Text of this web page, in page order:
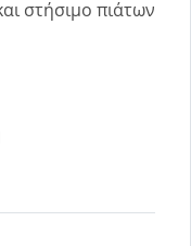
στήσιμο πιάτων